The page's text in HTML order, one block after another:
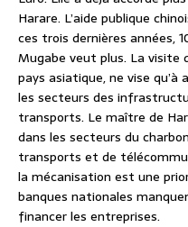
Harare. L’aide publique
ces trois dernières années,
Mugabe veut plus. La visite
pays asiatique, ne vise
les secteurs des
transports. Le maître de
dans les secteurs du
transports et de
la mécanisation est une
banques nationales
financer les entreprises.